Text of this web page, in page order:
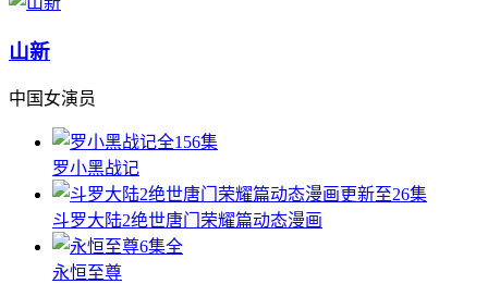
山新
中国女演员
全156集
罗小黑战记
更新至26集
斗罗大陆2绝世唐门荣耀篇动态漫画
6集全
永恒至尊